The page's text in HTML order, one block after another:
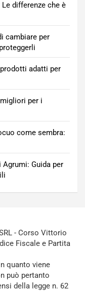
differenze che è
cambiare per
adatti per
per i
come sembra:
Guida per
- Corso Vittorio
Fiscale e Partita
quanto viene
può pertanto
della legge n. 62